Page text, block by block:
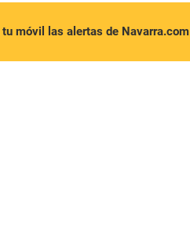
móvil las alertas de Navarra.com